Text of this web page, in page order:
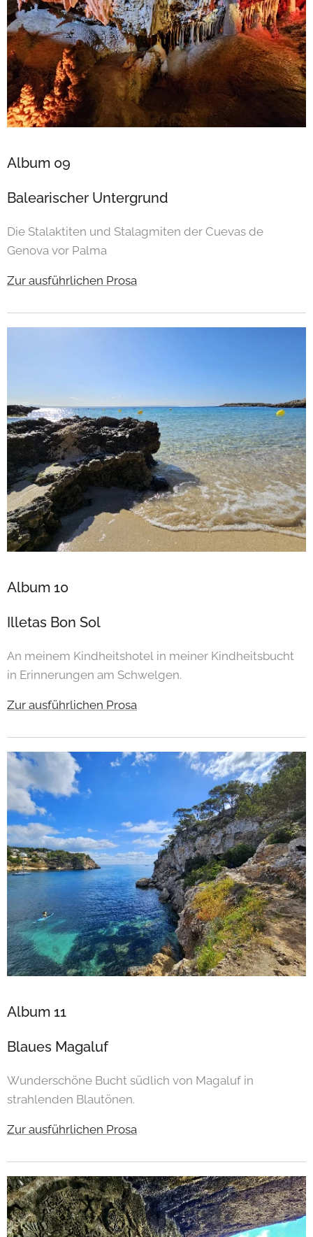
Album 09
Balearischer Untergrund
Die Stalaktiten und Stalagmiten der Cuevas de
Genova vor Palma
Zur ausführlichen Prosa
Album 10
Illetas Bon Sol
An meinem Kindheitshotel in meiner Kindheitsbucht
in Erinnerungen am Schwelgen.
Zur ausführlichen Prosa
Album 11
Blaues Magaluf
Wunderschöne Bucht südlich von Magaluf in
strahlenden Blautönen.
Zur ausführlichen Prosa